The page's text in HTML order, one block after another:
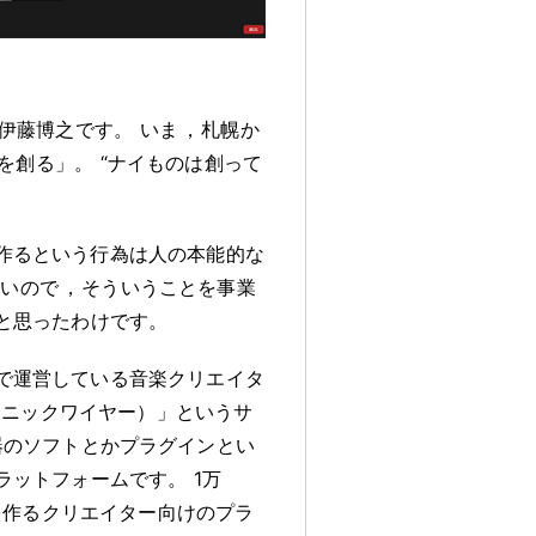
藤博之です。 いま ， 札幌か
創る」 。 “ナイものは創って
るという行為は人の本能的な
ので ， そういうことを事業
思ったわけです。
運営している音楽クリエイタ
ックワイヤー）」というサ
ソフトとかプラグインとい
ットフォームです。
1万
るクリエイター向けのプラ